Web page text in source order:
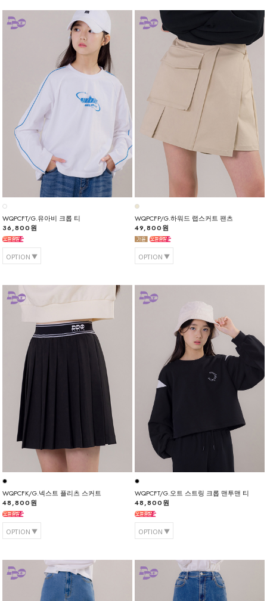
WQPCFT/G.유아비 크롭 티
36,800원
OPTION
WQPCFP/G.하워드 랩스커트 팬츠
49,800원
OPTION
WQPCFK/G.넥스트 플리츠 스커트
48,800원
OPTION
WQPCFT/G.오트 스트링 크롭 맨투맨 티
48,800원
OPTION